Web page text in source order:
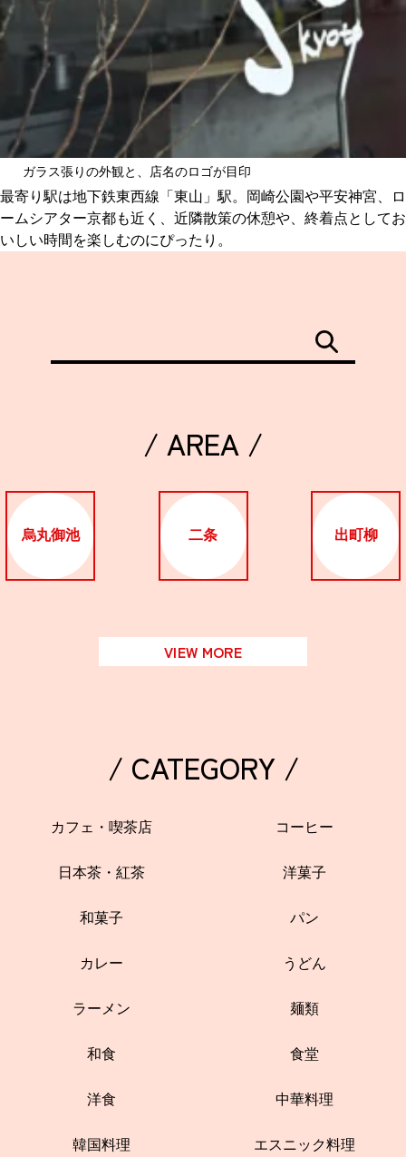
ガラス張りの外観と、店名のロゴが目印
最寄り駅は地下鉄東西線「東山」駅。岡崎公園や平安神宮、ロ
ームシアター京都も近く、近隣散策の休憩や、終着点としてお
いしい時間を楽しむのにぴったり。
/ AREA /
烏丸御池 二条 出町柳
VIEW MORE
/ CATEGORY /
カフェ・喫茶店 コーヒー
日本茶・紅茶 洋菓子
和菓子 パン
カレー うどん
ラーメン 麺類
和食 食堂
洋食 中華料理
韓国料理 エスニック料理